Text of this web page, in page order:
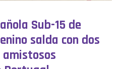
Sub-15 de
salda con dos